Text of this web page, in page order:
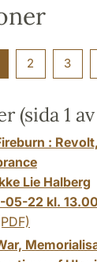
2 3
(sida 1
:
Lie Halberg
05-22 kl. 13.00